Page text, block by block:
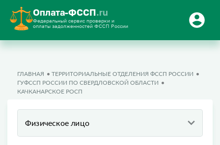
Оплата-ФССП.ru
Федеральный сервис проверки и
оплаты задолженностей ФССП России
ГЛАВНАЯ
ТЕРРИТОРИАЛЬНЫЕ ОТДЕЛЕНИЯ ФССП РОССИИ
ГУФССП РОССИИ ПО СВЕРДЛОВСКОЙ ОБЛАСТИ
КАЧКАНАРСКОЕ РОСП
Физическое лицо